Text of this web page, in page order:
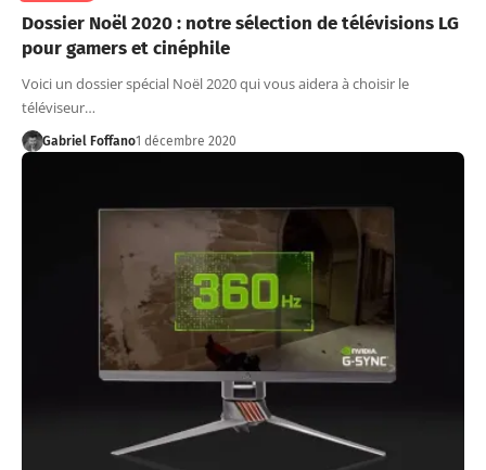
Dossier Noël 2020 : notre sélection de télévisions LG
pour gamers et cinéphile
Voici un dossier spécial Noël 2020 qui vous aidera à choisir le
téléviseur…
Gabriel Foffano1 décembre 2020